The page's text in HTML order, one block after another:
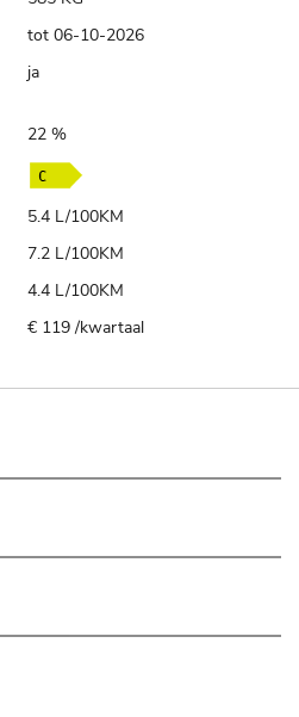
tot 06-10-2026
ja
22 %
5.4 L/100KM
7.2 L/100KM
4.4 L/100KM
€ 119 /kwartaal